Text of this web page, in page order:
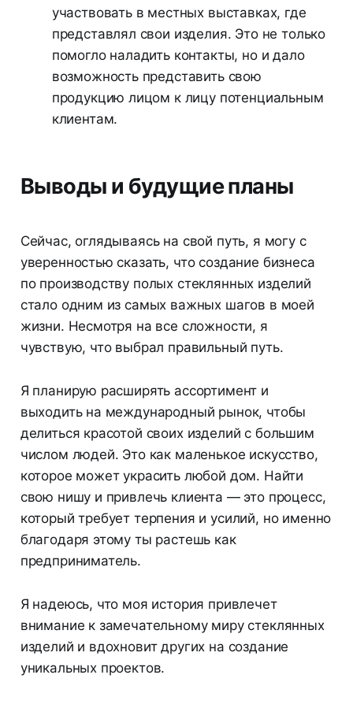
участвовать в местных выставках, где
представлял свои изделия. Это не только
помогло наладить контакты, но и дало
возможность представить свою
продукцию лицом к лицу потенциальным
клиентам.
Выводы и будущие планы
Сейчас, оглядываясь на свой путь, я могу с
уверенностью сказать, что создание бизнеса
по производству полых стеклянных изделий
стало одним из самых важных шагов в моей
жизни. Несмотря на все сложности, я
чувствую, что выбрал правильный путь.
Я планирую расширять ассортимент и
выходить на международный рынок, чтобы
делиться красотой своих изделий с большим
числом людей. Это как маленькое искусство,
которое может украсить любой дом. Найти
свою нишу и привлечь клиента — это процесс,
который требует терпения и усилий, но именно
благодаря этому ты растешь как
предприниматель.
Я надеюсь, что моя история привлечет
внимание к замечательному миру стеклянных
изделий и вдохновит других на создание
уникальных проектов.